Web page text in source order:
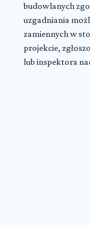
budowlanych
uzgadniania
zamiennych w
projekcie,
lub inspektora